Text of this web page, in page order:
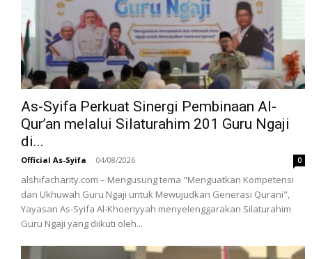
As-Syifa Perkuat Sinergi Pembinaan Al-
Qur’an melalui Silaturahim 201 Guru Ngaji
di...
Official As-Syifa - 04/08/2026 0
alshifacharity.com – Mengusung tema "Menguatkan Kompetensi
dan Ukhuwah Guru Ngaji untuk Mewujudkan Generasi Qurani",
Yayasan As-Syifa Al-Khoeriyyah menyelenggarakan Silaturahim
Guru Ngaji yang diikuti oleh...